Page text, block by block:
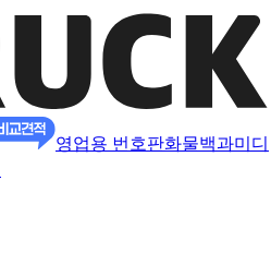
영업용 번호판화물백과미디